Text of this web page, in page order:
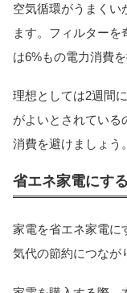
空気循環がうまくい
ます。フィルター
は6%もの電力消費
理想としては2週間
がよいとされている
消費を避けましょう。
省エネ家電にする
家電を省エネ家電に
気代の節約につなが